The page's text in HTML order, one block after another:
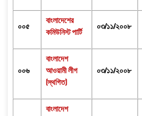
০০৫
বাংলাদেশের
কমিউনিস্ট পার্টি
০৩/১১/২০০৮
০০৬
বাংলাদেশ
আওয়ামী লীগ
(স্থগিত)
০৩/১১/২০০৮
বাংলাদেশ